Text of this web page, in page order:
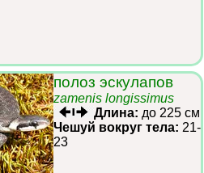
полоз эскулапов
zamenis longissimus
Длина: до 225 см
Чешуй вокруг тела: 21-
23